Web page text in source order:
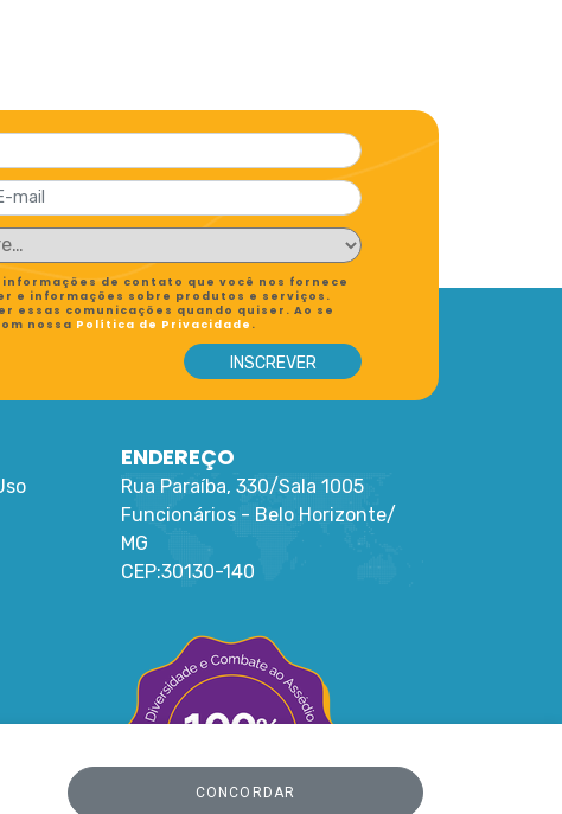
de contato que você nos fornece
e informações sobre produtos e serviços.
essas comunicações quando quiser. Ao se
nossa Política de Privacidade .
ENDEREÇO
Rua Paraíba, 330/Sala 1005
Funcionários - Belo Horizonte/
MG
CEP:30130-140
CONCORDAR